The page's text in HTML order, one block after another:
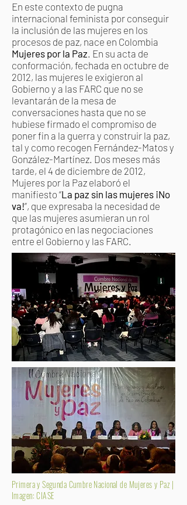
En este contexto de pugna
internacional feminista por conseguir
la inclusión de las mujeres en los
procesos de paz, nace en Colombia
Mujeres por la Paz. En su acta de
conformación, fechada en octubre de
2012, las mujeres le exigieron al
Gobierno y a las FARC que no se
levantarán de la mesa de
conversaciones hasta que no se
hubiese firmado el compromiso de
poner fin a la guerra y construir la paz,
tal y como recogen Fernández-Matos y
González-Martínez. Dos meses más
tarde, el 4 de diciembre de 2012,
Mujeres por la Paz elaboró el
manifiesto “La paz sin las mujeres ¡No
va!”, que expresaba la necesidad de
que las mujeres asumieran un rol
protagónico en las negociaciones
entre el Gobierno y las FARC.
Primera y Segunda Cumbre Nacional de Mujeres y Paz |
Imagen: CIASE